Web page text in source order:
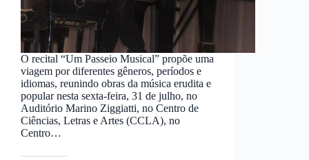
O recital “Um Passeio Musical” propõe uma
viagem por diferentes gêneros, períodos e
idiomas, reunindo obras da música erudita e
popular nesta sexta-feira, 31 de julho, no
Auditório Marino Ziggiatti, no Centro de
Ciências, Letras e Artes (CCLA), no
Centro…